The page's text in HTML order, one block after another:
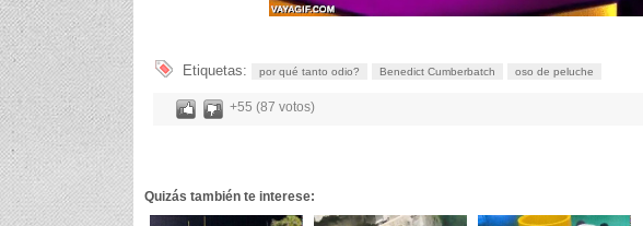
Etiquetas: por qué tanto odio? Benedict Cumberbatch oso de peluche
+55 (87 votos)
Quizás también te interese: